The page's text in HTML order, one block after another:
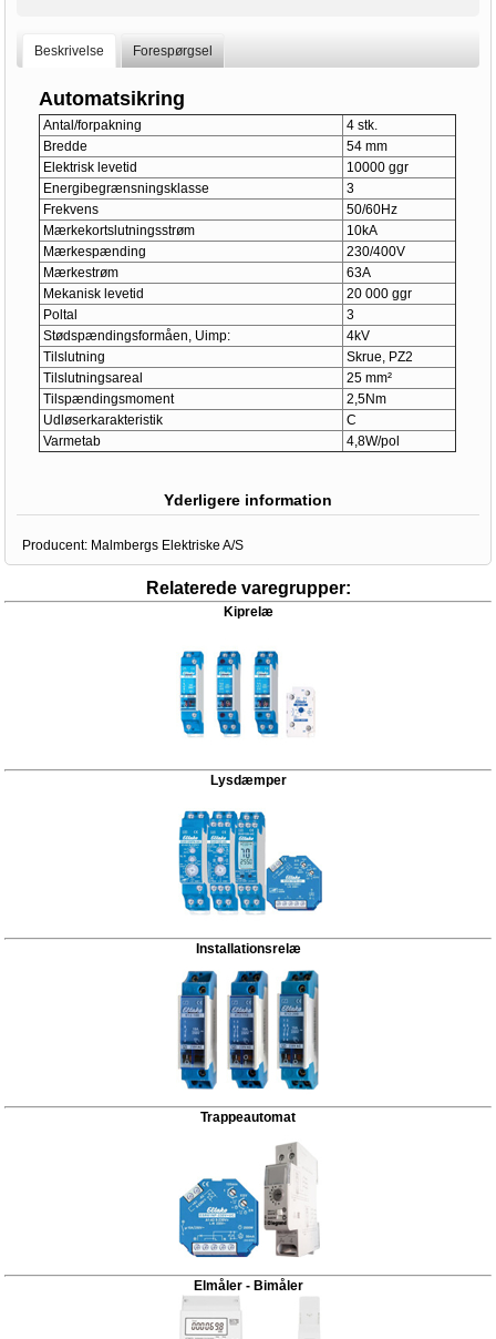
Beskrivelse Forespørgsel
Automatsikring
Antal/forpakning
4 stk.
Bredde
54 mm
Elektrisk levetid
10000 ggr
Energibegrænsningsklasse
3
Frekvens
50/60Hz
Mærkekortslutningsstrøm
10kA
Mærkespænding
230/400V
Mærkestrøm
63A
Mekanisk levetid
20 000 ggr
Poltal
3
Stødspændingsformåen, Uimp:
4kV
Tilslutning
Skrue, PZ2
Tilslutningsareal
25 mm²
Tilspændingsmoment
2,5Nm
Udløserkarakteristik
C
Varmetab
4,8W/pol
Yderligere information
Producent: Malmbergs Elektriske A/S
Relaterede varegrupper:
Kiprelæ
Lysdæmper
Installationsrelæ
Trappeautomat
Elmåler - Bimåler